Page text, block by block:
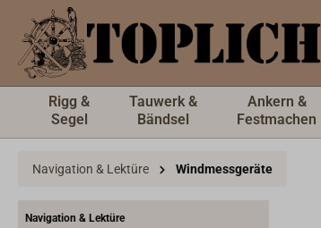
springen
Rigg &
Segel
Tauwerk &
Bändsel
Ankern &
Festmachen
Navigation & Lektüre Windmessgeräte
Navigation & Lektüre